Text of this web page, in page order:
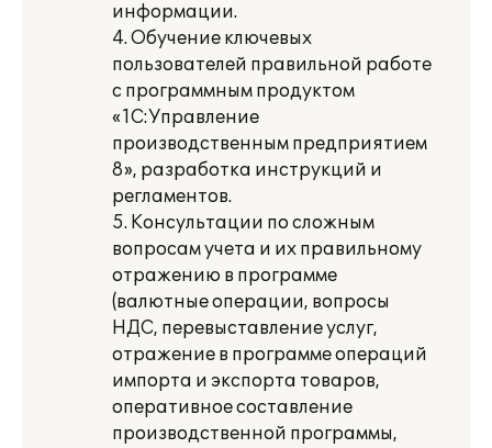
информации.
4. Обучение ключевых
пользователей правильной работе
с программным продуктом
«1С:Управление
производственным предприятием
8», разработка инструкций и
регламентов.
5. Консультации по сложным
вопросам учета и их правильному
отражению в программе
(валютные операции, вопросы
НДС, перевыставление услуг,
отражение в программе операций
импорта и экспорта товаров,
оперативное составление
производственной программы,